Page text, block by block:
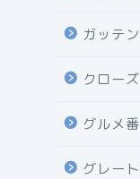
ガッテン
クロー
グルメ
グレー